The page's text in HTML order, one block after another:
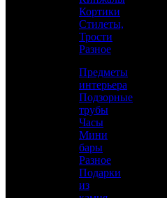
Наборы разные
29 500 р.
Сравнить товар
Кортики
Стилеты,
Трости
Разное
Предметы
интерьера
Подзорные
трубы
Часы
Мини
бары
Разное
Подарки
из